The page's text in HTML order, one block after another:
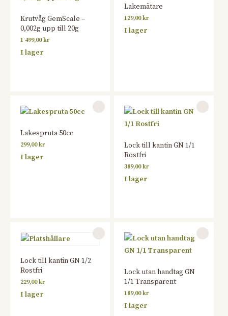
Krutvåg GemScale –
0,002g upp till 20g
1 499,00kr
I lager
Lakemätare
129,00kr
I lager
Lakespruta 50cc
299,00kr
I lager
Lock till kantin GN 1/1
Rostfri
389,00kr
I lager
Lock till kantin GN 1/2
Rostfri
229,00kr
I lager
Lock utan handtag GN
1/1 Transparent
189,00kr
I lager